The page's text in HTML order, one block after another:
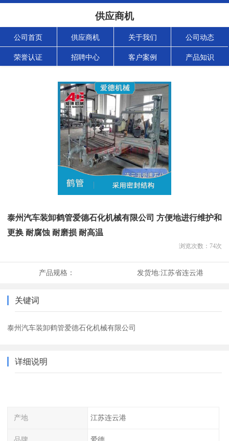
供应商机
公司首页 供应商机 关于我们 公司动态
荣誉认证 招聘中心 客户案例 产品知识
泰州汽车装卸鹤管爱德石化机械有限公司 方便地进行维护和
更换 耐腐蚀 耐磨损 耐高温
浏览次数： 74次
产品规格： 发货地:江苏省连云港
关键词
泰州汽车装卸鹤管爱德石化机械有限公司
详细说明
产地 江苏连云港